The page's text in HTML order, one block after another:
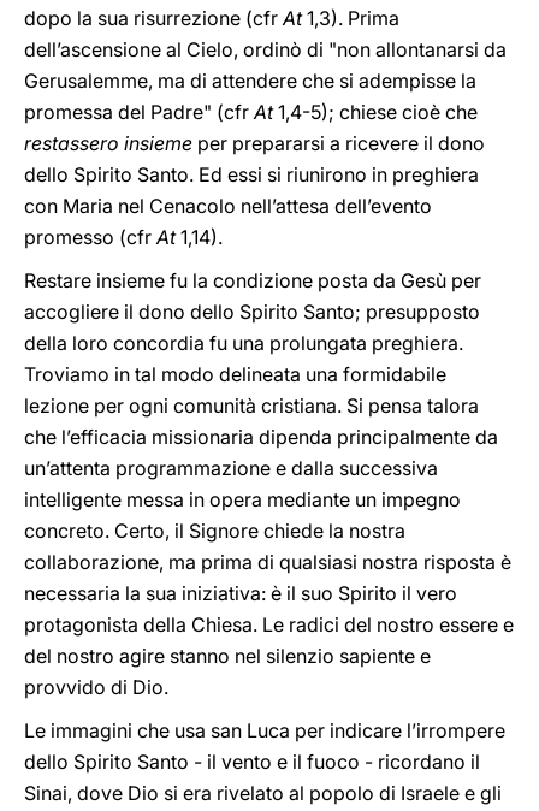
dopo la sua risurrezione (cfrAt1,3). Prima
dell’ascensione al Cielo, ordinò di "non allontanarsi da
Gerusalemme, ma di attendere che si adempisse la
promessa del Padre" (cfrAt1,4-5); chiese cioè che
restassero insieme per prepararsi a ricevere il dono
dello Spirito Santo. Ed essi si riunirono in preghiera
con Maria nel Cenacolo nell’attesa dell’evento
promesso (cfrAt1,14).
Restare insieme fu la condizione posta da Gesù per
accogliere il dono dello Spirito Santo; presupposto
della loro concordia fu una prolungata preghiera.
Troviamo in tal modo delineata una formidabile
lezione per ogni comunità cristiana. Si pensa talora
che l’efficacia missionaria dipenda principalmente da
un’attenta programmazione e dalla successiva
intelligente messa in opera mediante un impegno
concreto. Certo, il Signore chiede la nostra
collaborazione, ma prima di qualsiasi nostra risposta è
necessaria la sua iniziativa: è il suo Spirito il vero
protagonista della Chiesa. Le radici del nostro essere e
del nostro agire stanno nel silenzio sapiente e
provvido di Dio.
Le immagini che usa san Luca per indicare l’irrompere
dello Spirito Santo - il vento e il fuoco - ricordano il
Sinai, dove Dio si era rivelato al popolo di Israele e gli